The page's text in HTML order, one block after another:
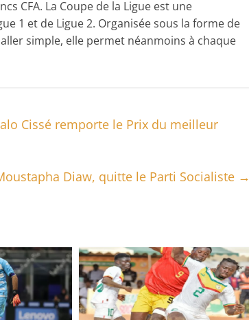
CFA. La Coupe de la Ligue est une
1 et de Ligue 2. Organisée sous la forme de
simple, elle permet néanmoins à chaque
Cissé remporte le Prix du meilleur
Diaw, quitte le Parti Socialiste →